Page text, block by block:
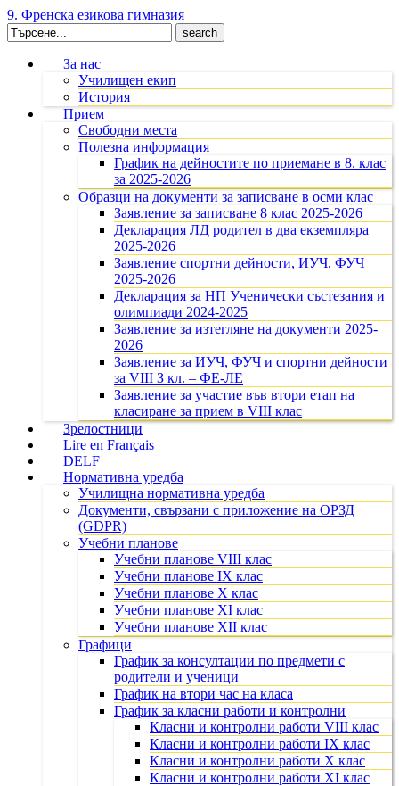
9. Френска езикова гимназия
Search
for:
За нас
Училищен екип
История
Прием
Свободни места
Полезна информация
График на дейностите по приемане в 8. клас
за 2025-2026
Образци на документи за записване в осми клас
Заявление за записване 8 клас 2025-2026
Декларация ЛД родител в два екземпляра
2025-2026
Заявление спортни дейности, ИУЧ, ФУЧ
2025-2026
Декларация за НП Ученически състезания и
олимпиади 2024-2025
Заявление за изтегляне на документи 2025-
2026
Заявление за ИУЧ, ФУЧ и спортни дейности
за VIII З кл. – ФЕ-ЛЕ
Заявление за участие във втори етап на
класиране за прием в VIII клас
Зрелостници
Lire en Français
DELF
Нормативна уредба
Училищна нормативна уредба
Документи, свързани с приложение на ОРЗД
(GDPR)
Учебни планове
Учебни планове VIII клас
Учебни планове IX клас
Учебни планове X клас
Учебни планове XI клас
Учебни планове XII клас
Графици
График за консултации по предмети с
родители и ученици
График на втори час на класа
График за класни работи и контролни
Класни и контролни работи VIII клас
Класни и контролни работи IX клас
Класни и контролни работи X клас
Класни и контролни работи XI клас